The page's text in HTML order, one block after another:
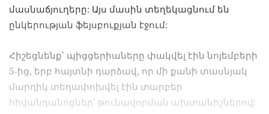
մասնաճյուղերը: Այս մասին տեղեկացնում են
ընկերության ֆեյսբուքյան էջում:
Հիշեցնենք՝ պիցցերիաները փակվել էին նոյեմբերի
5-ից, երբ հայտնի դարձավ, որ մի քանի տասնյակ
մարդիկ տեղափոխվել էին տարբեր
հիվանդանոցներ՝ թունավորման ախտանիշներով: